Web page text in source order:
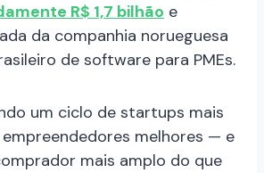
R$ 1,7 bilhão e
da companhia norueguesa
de software para PMEs.
um ciclo de startups mais
melhores — e
mais amplo do que